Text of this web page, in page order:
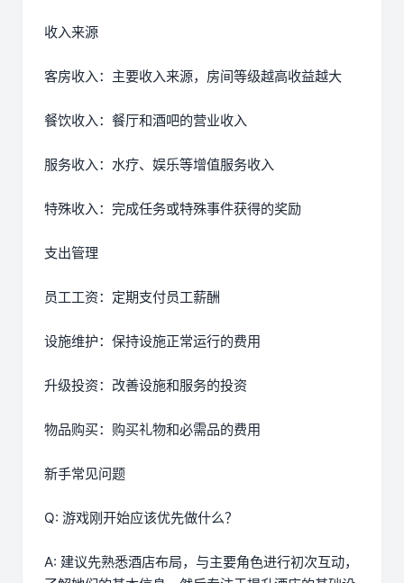
收入来源
客房收入：主要收入来源，房间等级越高收益越大
餐饮收入：餐厅和酒吧的营业收入
服务收入：水疗、娱乐等增值服务收入
特殊收入：完成任务或特殊事件获得的奖励
支出管理
员工工资：定期支付员工薪酬
设施维护：保持设施正常运行的费用
升级投资：改善设施和服务的投资
物品购买：购买礼物和必需品的费用
新手常见问题
Q: 游戏刚开始应该优先做什么？
A: 建议先熟悉酒店布局，与主要角色进行初次互动，